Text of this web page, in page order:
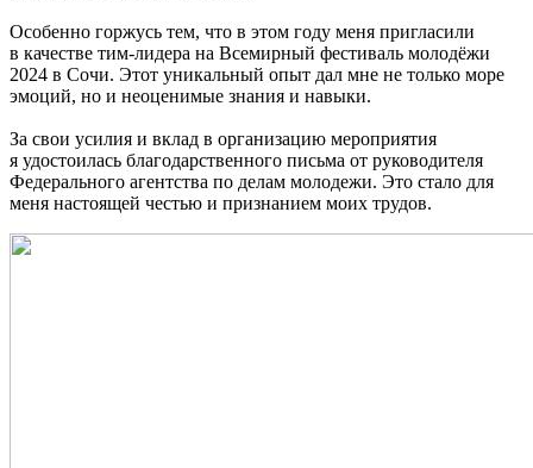
Особенно горжусь тем, что в этом году меня пригласили
в качестве тим-лидера на Всемирный фестиваль молодёжи
2024 в Сочи. Этот уникальный опыт дал мне не только море
эмоций, но и неоценимые знания и навыки.
За свои усилия и вклад в организацию мероприятия
я удостоилась благодарственного письма от руководителя
Федерального агентства по делам молодежи. Это стало для
меня настоящей честью и признанием моих трудов.